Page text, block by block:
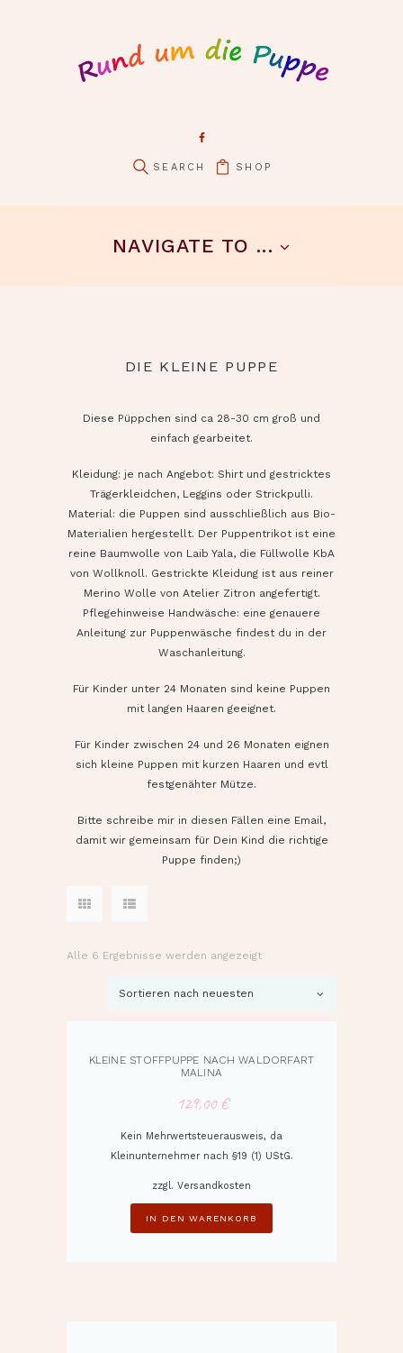
SHOP
NAVIGATE TO ...
DIE KLEINE PUPPE
Diese Püppchen sind ca 28-30 cm groß und
einfach gearbeitet.
Kleidung: je nach Angebot: Shirt und gestricktes
Trägerkleidchen, Leggins oder Strickpulli.
Material: die Puppen sind ausschließlich aus Bio-
Materialien hergestellt. Der Puppentrikot ist eine
reine Baumwolle von Laib Yala, die Füllwolle KbA
von Wollknoll. Gestrickte Kleidung ist aus reiner
Merino Wolle von Atelier Zitron angefertigt.
Pflegehinweise Handwäsche: eine genauere
Anleitung zur Puppenwäsche findest du in der
Waschanleitung.
Für Kinder unter 24 Monaten sind keine Puppen
mit langen Haaren geeignet.
Für Kinder zwischen 24 und 26 Monaten eignen
sich kleine Puppen mit kurzen Haaren und evtl
festgenähter Mütze.
Bitte schreibe mir in diesen Fällen eine Email,
damit wir gemeinsam für Dein Kind die richtige
Puppe finden;)
Alle 6 Ergebnisse werden angezeigt
KLEINE STOFFPUPPE NACH WALDORFART
MALINA
129,00€
Kein Mehrwertsteuerausweis, da
Kleinunternehmer nach §19 (1) UStG.
zzgl. Versandkosten
IN DEN WARENKORB